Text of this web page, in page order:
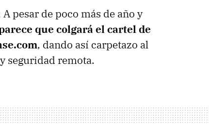
pesar de poco más de año y
que colgará el cartel de
, dando así carpetazo al
seguridad remota.